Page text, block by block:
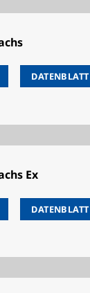
DATENBLATT
Ex
DATENBLATT